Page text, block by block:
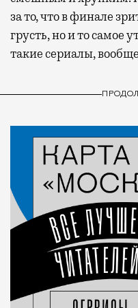
за то, что в финале
грусть, но и то самое
такие сериалы,